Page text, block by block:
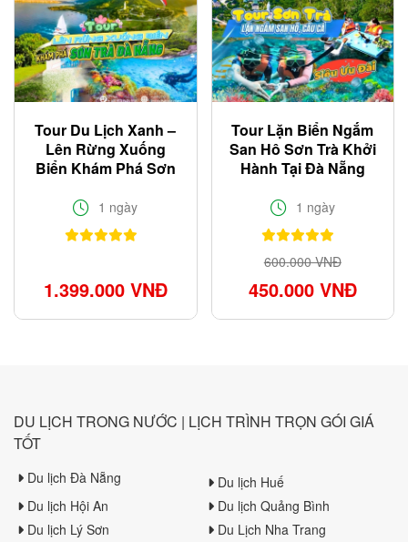
Tour Du Lịch Xanh –
Lên Rừng Xuống
Biển Khám Phá Sơn
1 ngày
1.399.000 VNĐ
Tour Lặn Biển Ngắm
San Hô Sơn Trà Khởi
Hành Tại Đà Nẵng
1 ngày
600.000 VNĐ
450.000 VNĐ
DU LỊCH TRONG NƯỚC | LỊCH TRÌNH TRỌN GÓI GIÁ
TỐT
Du lịch Đà Nẵng
Du lịch Huế
Du lịch Hội An
Du lịch Quảng Bình
Du lịch Lý Sơn
Du Lịch Nha Trang